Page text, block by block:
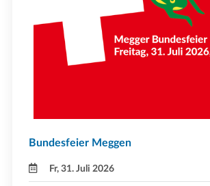
Bundesfeier Meggen
Fr, 31. Juli 2026